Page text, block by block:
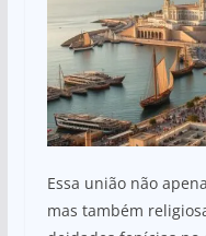
Essa união não
mas também